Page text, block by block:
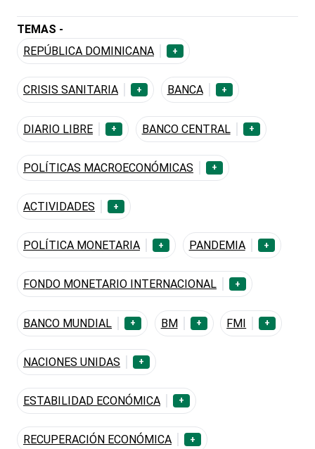
TEMAS -
REPÚBLICA DOMINICANA
+
CRISIS SANITARIA + BANCA +
DIARIO LIBRE + BANCO CENTRAL +
POLÍTICAS MACROECONÓMICAS +
ACTIVIDADES +
POLÍTICA MONETARIA + PANDEMIA +
FONDO MONETARIO INTERNACIONAL +
BANCO MUNDIAL + BM + FMI +
NACIONES UNIDAS +
ESTABILIDAD ECONÓMICA +
RECUPERACIÓN ECONÓMICA +